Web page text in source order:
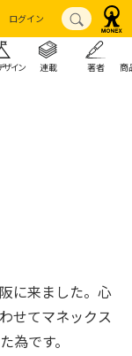
ログイン
ザイン 連載 著者 商
に来ました。心
せてマネックス
為です。